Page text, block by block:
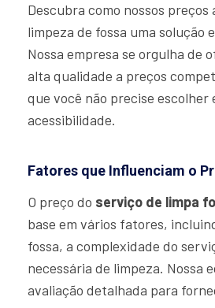
Descubra como nossos preços
limpeza de fossa uma solução
Nossa empresa se orgulha de
alta qualidade a preços
que você não precise
acessibilidade.
Fatores que Influenciam o
O preço do serviço de limpa
base em vários fatores,
fossa, a complexidade do
necessária de limpeza. Nossa
avaliação detalhada para